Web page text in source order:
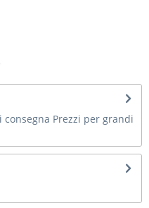
Prezzi per grandi